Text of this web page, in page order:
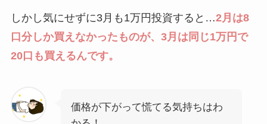
しかし気にせずに3月も1万円投資すると…2月は8
口分しか買えなかったものが、3月は同じ1万円で
20口も買えるんです。
価格が下がって慌てる気持ちはわ